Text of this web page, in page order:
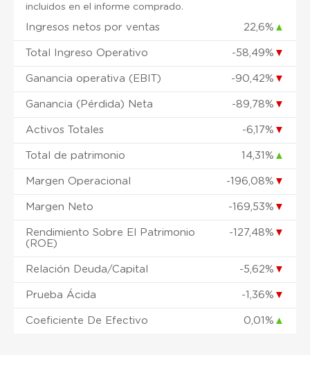
incluidos en el informe comprado.
Ingresos netos por ventas 22,6% ▲
Total Ingreso Operativo -58,49% ▼
Ganancia operativa (EBIT) -90,42% ▼
Ganancia (Pérdida) Neta -89,78% ▼
Activos Totales -6,17% ▼
Total de patrimonio 14,31% ▲
Margen Operacional -196,08% ▼
Margen Neto -169,53% ▼
Rendimiento Sobre El Patrimonio
(ROE)
-127,48% ▼
Relación Deuda/Capital -5,62% ▼
Prueba Ácida -1,36% ▼
Coeficiente De Efectivo 0,01% ▲